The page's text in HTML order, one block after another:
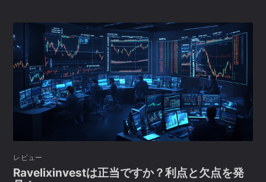
レビュー
Ravelixinvestは正当ですか？利点と欠点を発